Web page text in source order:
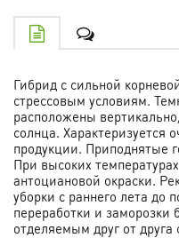
Гибрид с сильной
стрессовым условиям.
расположены
солнца. Характеризуется
продукции. Приподнятые
При высоких
антоциановой окраски.
уборки с раннего лета до
переработки и заморозки
отделяемым друг от друга